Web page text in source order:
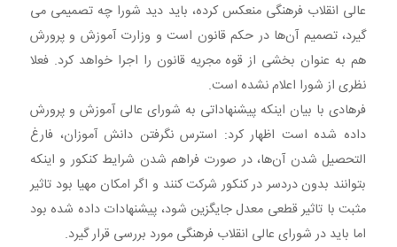
عالی انقلاب فرهنگی منعکس کرده، باید دید شورا چه تصمیمی می
گیرد، تصمیم آن‌ها در حکم قانون است و وزارت آموزش و پرورش
هم به عنوان بخشی از قوه مجریه قانون را اجرا خواهد کرد. فعلا
نظری از شورا اعلام نشده است.
فرهادی با بیان اینکه پیشنهاداتی به شورای عالی آموزش و پرورش
داده شده است اظهار کرد: استرس نگرفتن دانش آموزان، فارغ
التحصیل شدن آن‌ها، در صورت فراهم شدن شرایط کنکور و اینکه
بتوانند بدون دردسر در کنکور شرکت کنند و اگر امکان مهیا بود تاثیر
مثبت با تاثیر قطعی معدل جایگزین شود، پیشنهادات داده شده بود
اما باید در شورای عالی انقلاب فرهنگی مورد بررسی قرار گیرد.